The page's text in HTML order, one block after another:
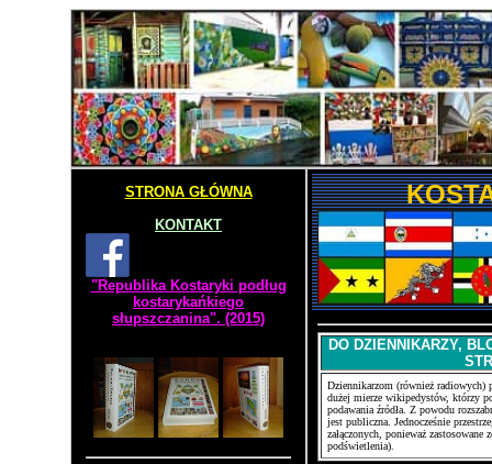
STRONA GŁÓWNA
KONTAKT
"Republika Kostaryki podług
kostarykańkiego
słupszczanina". (2015)
DO DZIENNIKARZY,
Dziennikarzom (również radiowych)
dużej mierze wikipedystów, którzy
podawania źródła. Z powodu
jest publiczna. Jednocześnie
załączonych, ponieważ
podświetlenia).